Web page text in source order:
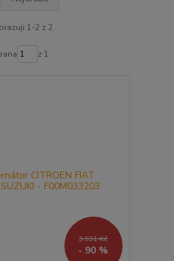
1-2 z 2
z 1
3 931 Kč
- 90 %